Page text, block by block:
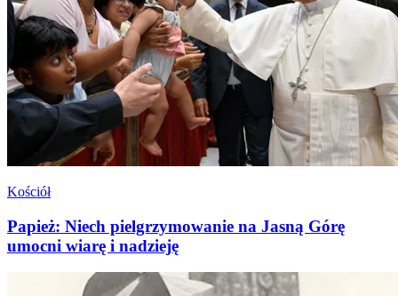
Kościół
Papież: Niech pielgrzymowanie na Jasną Górę
umocni wiarę i nadzieję